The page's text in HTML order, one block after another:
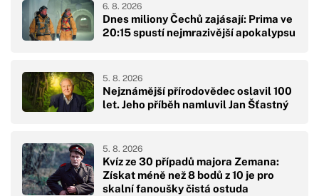
Dnes miliony Čechů zajásají: Prima ve
20:15 spustí nejmrazivější apokalypsu
6. 8. 2026
Nejznámější přírodovědec oslavil 100
let. Jeho příběh namluvil Jan Šťastný
5. 8. 2026
Kvíz ze 30 případů majora Zemana:
Získat méně než 8 bodů z 10 je pro
skalní fanoušky čistá ostuda
5. 8. 2026